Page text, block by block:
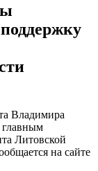
Владимира
главным
Литовской
на сайте